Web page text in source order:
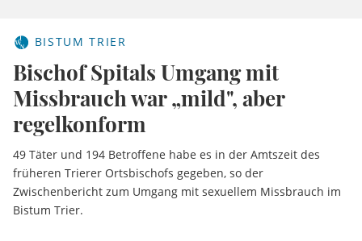
BISTUM TRIER
Bischof Spitals Umgang mit
Missbrauch war „mild", aber
regelkonform
49 Täter und 194 Betroffene habe es in der Amtszeit des
früheren Trierer Ortsbischofs gegeben, so der
Zwischenbericht zum Umgang mit sexuellem Missbrauch im
Bistum Trier.